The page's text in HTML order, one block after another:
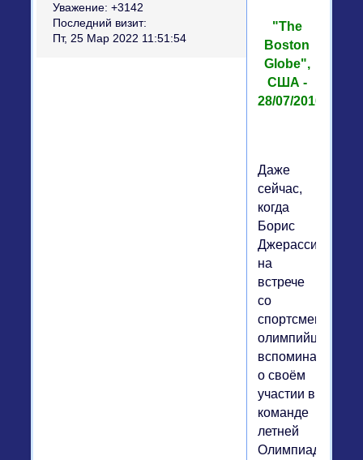
Уважение: +3142
Последний визит:
Пт, 25 Мар 2022 11:51:54
"The
Boston
Globe",
США -
28/07/2010
Даже
сейчас,
когда
Борис
Джерасси
на
встрече
со
спортсменами-
олимпийцами
вспоминает
о своём
участии в
команде
летней
Олимпиады-